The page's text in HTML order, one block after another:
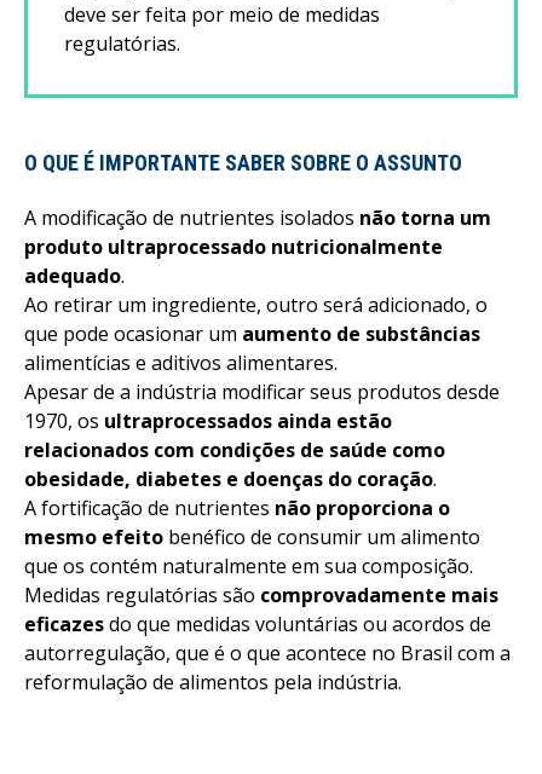
deve ser feita por meio de medidas
regulatórias.
O QUE É IMPORTANTE SABER SOBRE O ASSUNTO
A modificação de nutrientes isolados não torna um
produto ultraprocessado nutricionalmente
adequado.
Ao retirar um ingrediente, outro será adicionado, o
que pode ocasionar um aumento de substâncias
alimentícias e aditivos alimentares.
Apesar de a indústria modificar seus produtos desde
1970, os ultraprocessados ainda estão
relacionados com condições de saúde como
obesidade, diabetes e doenças do coração.
A fortificação de nutrientes não proporciona o
mesmo efeito benéfico de consumir um alimento
que os contém naturalmente em sua composição.
Medidas regulatórias são comprovadamente mais
eficazesdo que medidas voluntárias ou acordos de
autorregulação, que é o que acontece no Brasil com a
reformulação de alimentos pela indústria.